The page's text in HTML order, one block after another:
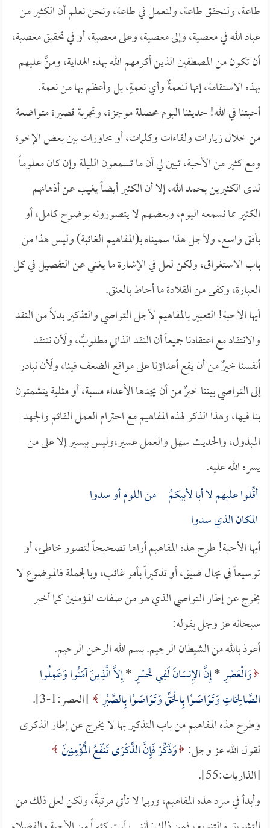
طاعة، ولنحقق طاعة، ولنعمل في طاعة، ونحن نعلم أن الكثير من
عباد الله في معصية، وإلى معصية، وعلى معصية، أو في تحقيق معصية،
أن تكون من المصطفين الذين أكرمهم الله بهذه الهداية، ومنَّ عليهم
بهذه الاستقامة، إنها لنعمةٌ وأي نعمةٍ، بل وأعظم بها من نعمة.
أحبتنا في الله! حديثنا اليوم محصلة موجزة، وتجربة قصيرة متواضعة
من خلال زيارات ولقاءات وكلمات، أو محاورات بين بعض الإخوة
ومع كثير من الأحبة، تبين لي أن ما تسمعون الليلة وإن كان معلوماً
لدى الكثيرين بحمد الله، إلا أن الكثير أيضاً يغيب عن أذهانهم
الكثير مما نسمعه اليوم، وبعضهم لا يتصورونه بوضوح كامل، أو
بأفق واسع، ولأجل هذا سميناه بـ(المفاهيم الغائبة) وليس هذا من
باب الاستغراق، ولكن لعل في الإشارة ما يغني عن التفصيل في كل
العبارة، وكفى من القلادة ما أحاط بالعنق.
أيها الأحبة! التعبير بالمفاهيم لأجل التواصي والتذكير بدلاً من النقد
والانتقاد مع اعتقادنا جميعاً أن النقد الذاتي مطلوبٌ، ولَأن ننتقد
أنفسنا خيرٌ من أن يقع أعداؤنا على مواقع الضعف فينا، ولَأن نبادر
إلى التواصي بيننا خيرٌ من أن يجدها الأعداء مسبة، أو مثلبة يتشمتون
بنا فيها، وهذا الذكر لهذه المفاهيم مع احترام العمل القائم والجهد
المبذول، والحديث سهل والعمل عسير،وليس بيسير إلا على من
يسره الله عليه.
أقِّلوا عليهم لا أبا لأبيكمُ من اللوم أو سدوا
المكان الذي سدوا
أيها الأحبة! طرح هذه المفاهيم أراها تصحيحاً لتصور خاطئ، أو
توسيعاً في مجال ضيق، أو تذكيراً بأمر غائب، وبالجملة فالموضوع لا
يخرج عن إطار التواصي الذي هو من صفات المؤمنين كما أخبر
سبحانه عز وجل بقوله:
أعوذ بالله من الشيطان الرجيم. بسم الله الرحمن الرحيم.
وَالْعَصْرِ*إِنَّ الإِنسَانَ لَفِي خُسْرٍ*إِلاَّ الَّذِينَ آمَنُوا وَعَمِلُوا
الصَّالِحَاتِ وَتَوَاصَوْا بِالْحَقِّ وَتَوَاصَوْا بِالصَّبْرِ [العصر:1-3].
وطرح هذه المفاهيم من باب التذكير بها لا يخرج عن إطار الذكرى
لقول الله عز وجل: وَذَكِّرْ فَإِنَّ الذِّكْرَى تَنْفَعُ الْمُؤْمِنِينَ
[الذاريات:55].
وأبدأ في سرد هذه المفاهيم، وربما لا تأتي مرتبةً، ولكن لعل ذلك من